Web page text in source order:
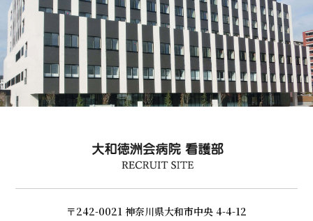
〒242-0021 神奈川県大和市中央 4-4-12